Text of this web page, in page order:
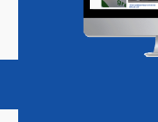
Magazine